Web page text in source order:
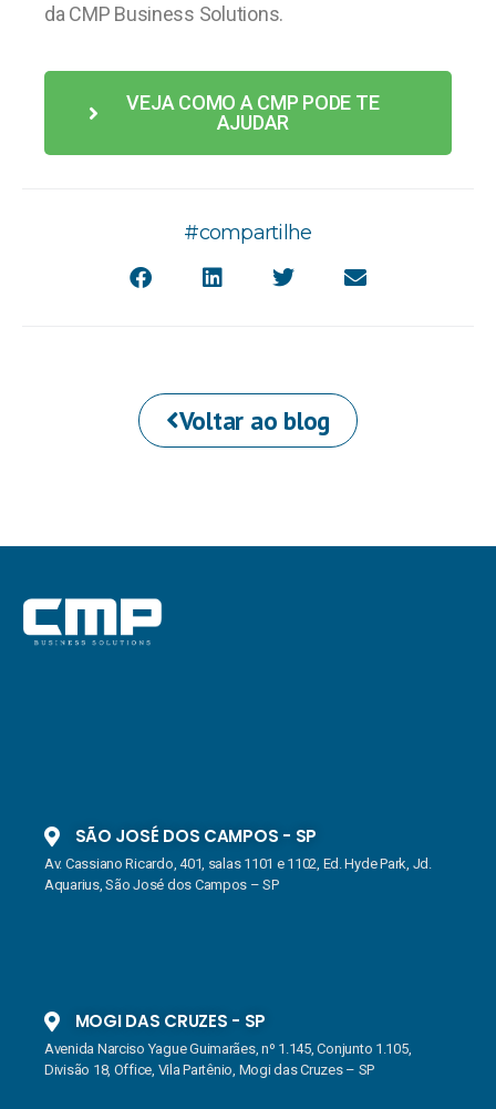
da CMP Business Solutions.
VEJA COMO A CMP PODE TE
AJUDAR
#compartilhe
Voltar ao blog
SÃO JOSÉ DOS CAMPOS - SP
Av. Cassiano Ricardo, 401, salas 1101 e 1102, Ed. Hyde Park, Jd.
Aquarius, São José dos Campos – SP
MOGI DAS CRUZES - SP
Avenida Narciso Yague Guimarães, nº 1.145, Conjunto 1.105,
Divisão 18, Office, Vila Partênio, Mogi das Cruzes – SP